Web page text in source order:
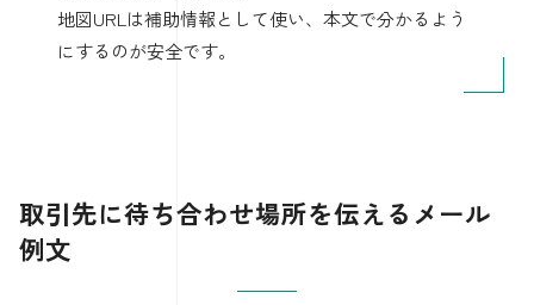
地図URLは補助情報として使い、本文で分かるよう
にするのが安全です。
取引先に待ち合わせ場所を伝えるメール
例文